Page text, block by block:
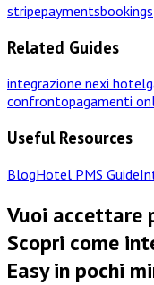
stripepaymentsbookings
Related Guides
integrazione nexi hotel
confrontopagamenti
Useful Resources
BlogHotel PMS Guide
Vuoi accettare
Scopri come
Easy in pochi